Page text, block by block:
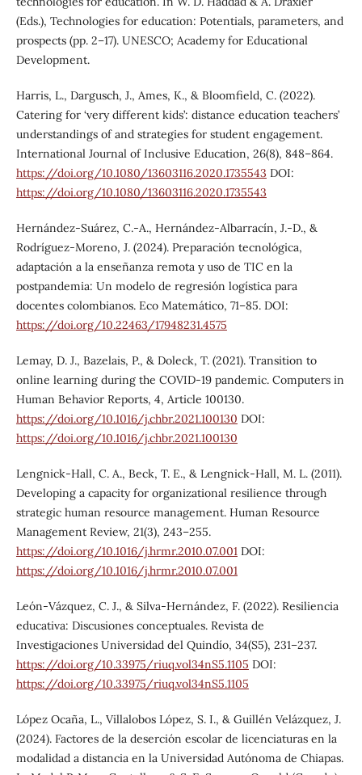
(Eds.), Technologies for education: Potentials, parameters, and
prospects (pp. 2–17). UNESCO; Academy for Educational
Development.
Harris, L., Dargusch, J., Ames, K., & Bloomfield, C. (2022).
Catering for ‘very different kids’: distance education teachers’
understandings of and strategies for student engagement.
International Journal of Inclusive Education, 26(8), 848–864.
https://doi.org/10.1080/13603116.2020.1735543 DOI:
https://doi.org/10.1080/13603116.2020.1735543
Hernández-Suárez, C.-A., Hernández-Albarracín, J.-D., &
Rodríguez-Moreno, J. (2024). Preparación tecnológica,
adaptación a la enseñanza remota y uso de TIC en la
postpandemia: Un modelo de regresión logística para
docentes colombianos. Eco Matemático, 71–85. DOI:
https://doi.org/10.22463/17948231.4575
Lemay, D. J., Bazelais, P., & Doleck, T. (2021). Transition to
online learning during the COVID-19 pandemic. Computers in
Human Behavior Reports, 4, Article 100130.
https://doi.org/10.1016/j.chbr.2021.100130 DOI:
https://doi.org/10.1016/j.chbr.2021.100130
Lengnick-Hall, C. A., Beck, T. E., & Lengnick-Hall, M. L. (2011).
Developing a capacity for organizational resilience through
strategic human resource management. Human Resource
Management Review, 21(3), 243–255.
https://doi.org/10.1016/j.hrmr.2010.07.001DOI:
https://doi.org/10.1016/j.hrmr.2010.07.001
León-Vázquez, C. J., & Silva-Hernández, F. (2022). Resiliencia
educativa: Discusiones conceptuales. Revista de
Investigaciones Universidad del Quindío, 34(S5), 231–237.
https://doi.org/10.33975/riuq.vol34nS5.1105 DOI:
https://doi.org/10.33975/riuq.vol34nS5.1105
López Ocaña, L., Villalobos López, S. I., & Guillén Velázquez, J.
(2024). Factores de la deserción escolar de licenciaturas en la
modalidad a distancia en la Universidad Autónoma de Chiapas.